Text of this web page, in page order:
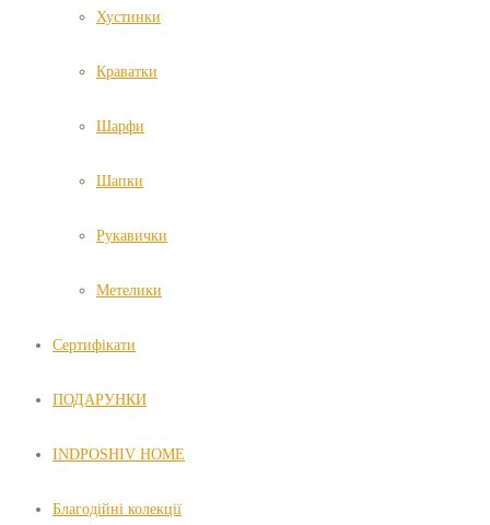
Хустинки
Краватки
Шарфи
Шапки
Рукавички
Метелики
Сертифікати
ПОДАРУНКИ
INDPOSHIV HOME
Благодійні колекції